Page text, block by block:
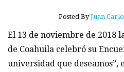
Posted ByJuan
El 13 de noviembre de 2018
de Coahuila celebró su
universidad que deseamos”,